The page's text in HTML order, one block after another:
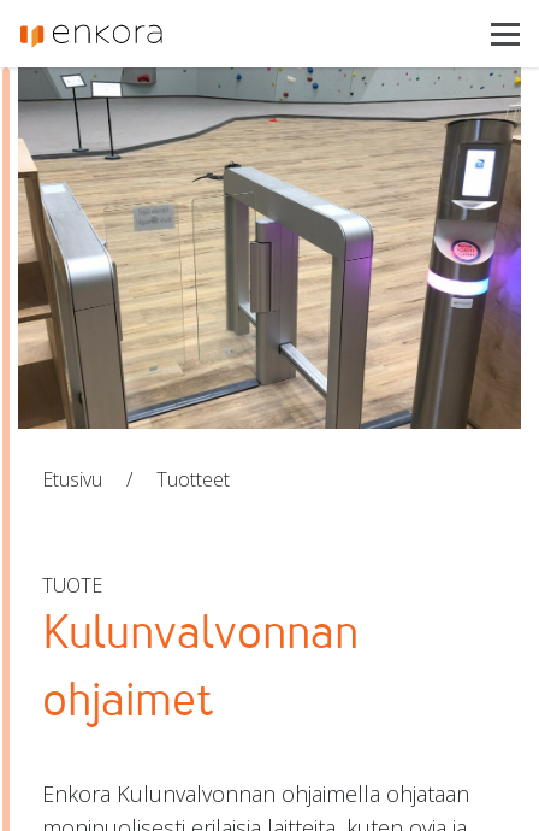
Enkora
Toimialat
Tuotteet
Referenssit
Ajankohtaista
Asiakastuki
Ota yhteyttä
Etusivu / Tuotteet
TUOTE
Kulunvalvonnan
ohjaimet
Enkora Kulunvalvonnan ohjaimella ohjataan